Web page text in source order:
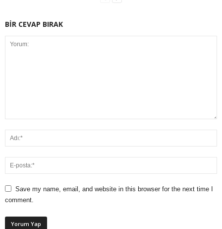
BİR CEVAP BIRAK
Save my name, email, and website in this browser for the next time I
comment.